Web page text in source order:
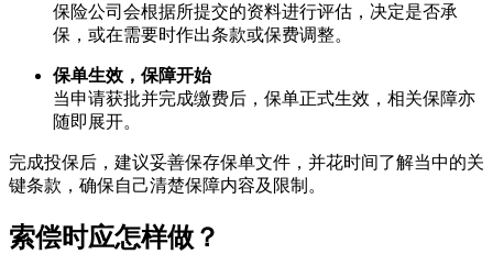
保险公司会根据所提交的资料进行评估，决定是否承
保，或在需要时作出条款或保费调整。
保单生效，保障开始
当申请获批并完成缴费后，保单正式生效，相关保障亦
随即展开。
完成投保后，建议妥善保存保单文件，并花时间了解当中的关
键条款，确保自己清楚保障内容及限制。
索偿时应怎样做？